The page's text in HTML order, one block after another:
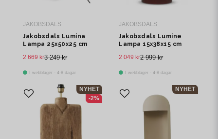
JAKOBSDALS
Jakobsdals Lumina
Lampa 25x50x25 cm
3 249 kr
2 669 kr
I webblager - 4-8 dagar
JAKOBSDALS
Jakobsdals Lumine
Lampa 15x38x15 cm
2 999 kr
2 049 kr
I webblager - 4-8 dagar
NYHET
-2%
NYHET